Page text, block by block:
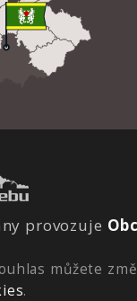
provozuje
můžete
.